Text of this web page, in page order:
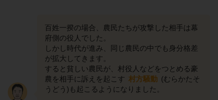
百姓一揆の場合、農民たちが攻撃した相手は幕
府側の役人でした。
しかし時代が進み、同じ農民の中でも身分格差
が拡大してきます。
すると貧しい農民が、村役人などをつとめる豪
農を相手に訴えを起こす 村方騒動 (むらかたそ
うどう)も起こるようになりました。